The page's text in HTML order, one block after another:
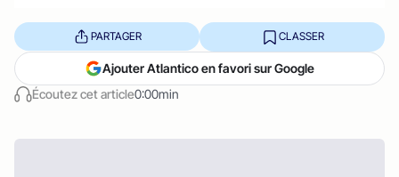
Écoutez cet article0:00min
PARTAGER CLASSER
Ajouter Atlantico en favori sur Google